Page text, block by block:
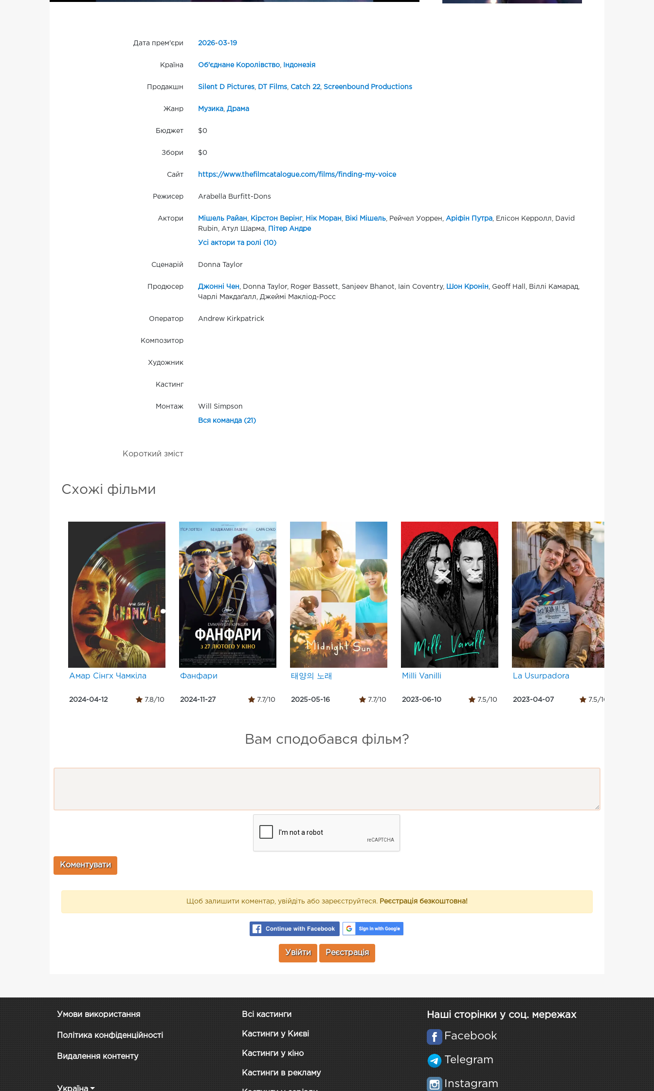
Дата прем'єри 2026-03- 19
Країна Об'єднане Королівство, Індонезія
Продакшн Silent D Pictures, DT Films, Catch 22, Screenbound Productions
Жанр Музика, Драма
Бюджет $0
Збори $0
Сайт https://www.thefilmcatalogue.com/films/finding-my-voice
Режисер Arabella Burfitt-Dons
Актори Мішель Райан Кірстон Верінг, Нік Моран Вікі Мішель, Рейчел Уоррен, Аріфін Путра, Елісон Керролл, David
Rubin, Атул Шарма,
Пітер Андре
Усі актори та ролі (10)
Сценарій Donna Taylor
Продюсер Джонні Чен , Donna Taylor, Roger Bassett, Sanjeev Bhanot, Iain Coventry, Шон Кронін
, Geoff Hall, Віллі Камарад,
Чарлі Макдаґалл, Джеймі Макліод-Росс
Оператор Andrew Kirkpatrick
Композитор
Художник
Кастинг
Монтаж Will Simpson
Вся команда (21)
Короткий зміст
Схожі фільми
Амар Сінгх Чамкіла
2024-04-12 7.8/10
Фанфари
2024-11-27 7.7/10
태양의 노래
2025-05-16 7.7/10
Milli Vanilli
2023-06-10 7.5/10
La Usurpadora
2023-04-07 7.5/10
Вам сподобався фільм?
Щоб залишити коментар, увійдіть або зареєструйтеся. Реєстрація безкоштовна!
Увійти Реєстрація
Умови використання
Політика конфіденційності
Видалення контенту
Україна
Всі кастинги
Кастинги у Києві
Кастинги у кіно
Кастинги в рекламу
Наші сторінки у соц. мережах
Facebook
Telegram
Instagram